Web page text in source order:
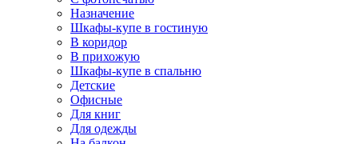
Назначение
Шкафы-купе в гостиную
В коридор
В прихожую
Шкафы-купе в спальню
Детские
Офисные
Для книг
Для одежды